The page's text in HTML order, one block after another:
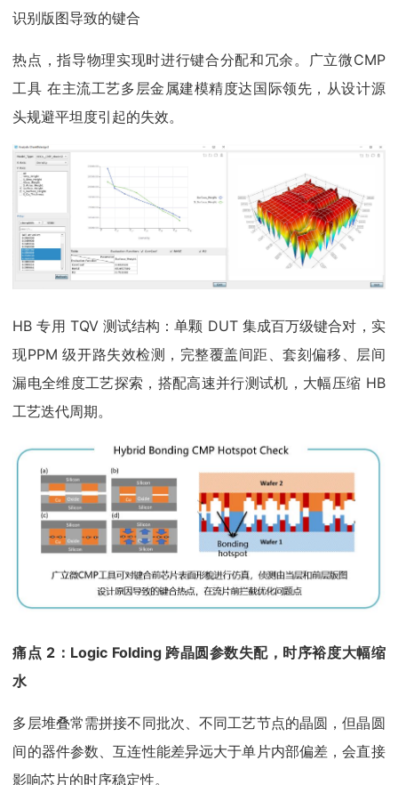
识别版图导致的键合
热点，指导物理实现时进行键合分配和冗余。广立微CMP
工具 在主流工艺多层金属建模精度达国际领先，从设计源
头规避平坦度引起的失效。
HB 专用 TQV 测试结构：单颗 DUT 集成百万级键合对，实
现PPM 级开路失效检测，完整覆盖间距、套刻偏移、层间
漏电全维度工艺探索，搭配高速并行测试机，大幅压缩 HB
工艺迭代周期。
痛点 2：Logic Folding 跨晶圆参数失配，时序裕度大幅缩
水
多层堆叠常需拼接不同批次、不同工艺节点的晶圆，但晶圆
间的器件参数、互连性能差异远大于单片内部偏差，会直接
影响芯片的时序稳定性。